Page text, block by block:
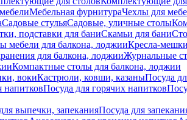
Мебельная фурнитураЧехлы для
Садовые стульяСадовые, уличные столы
подставки для баниСкамьи для бани
мебели для балкона, лоджииКресла-
для балкона, лоджииЖурнальные
Компактные столы для балкона, лоджии
вокиКастрюли, ковши, казаныПосуда
напитковПосуда для горячих напитков
выпечки, запеканияПосуда для